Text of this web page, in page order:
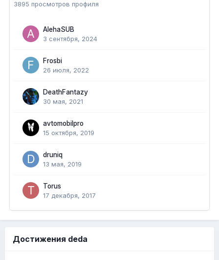
3895 просмотров профиля
AlehaSUB
3 сентября, 2024
Frosbi
26 июля, 2022
DeathFantazy
30 мая, 2021
avtomobilpro
15 октября, 2019
druniq
13 мая, 2019
Torus
17 декабря, 2017
Достижения deda